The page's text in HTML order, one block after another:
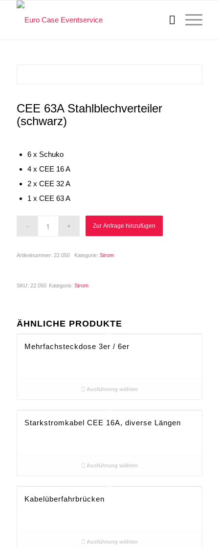
CEE 63A Stahlblechverteiler
(schwarz)
6 x Schuko
4 x CEE 16 A
2 x CEE 32 A
1 x CEE 63 A
Zur Anfrage hinzufügen
Artikelnummer: 22.050 Kategorie: Strom
SKU: 22.050 Kategorie: Strom
ÄHNLICHE PRODUKTE
Mehrfachsteckdose 3er / 6er
Ausführung wählen
Starkstromkabel CEE 16A, diverse Längen
Ausführung wählen
Kabelüberfahrbrücken
Ausführung wählen